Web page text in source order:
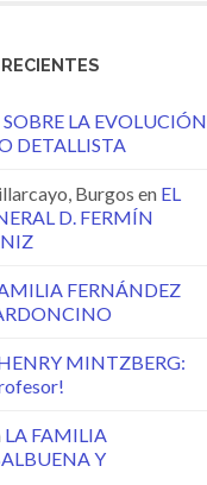
LA EVOLUCIÓN
DETALLISTA
Burgos en EL
D. FERMÍN
FERNÁNDEZ
MINTZBERG:
LA FAMILIA
Y